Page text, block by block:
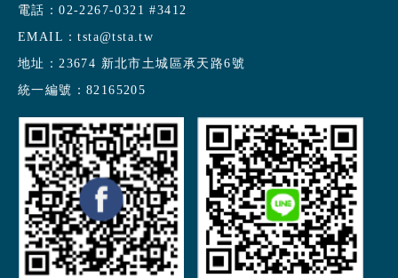
電話：02-2267-0321 #3412
EMAIL：tsta@tsta.tw
地址： 23674 新北市土城區承天路6號
統一編號： 82165205